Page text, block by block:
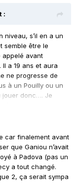
:
niveau, s’il en a un
semble être le
appelé avant
a 19 ans et aura
ne progresse de
à un Pouilly ou un
jouer donc…. Je
car finalement avant
que Ganiou n’avait
à Padova (pas un
a tout changé.
2, ça serait sympa